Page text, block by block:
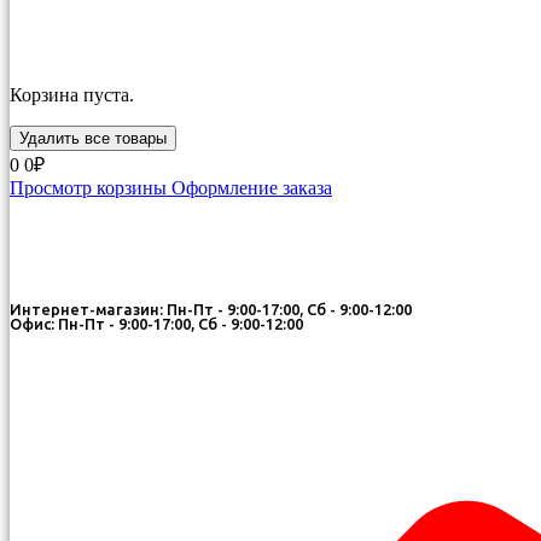
Корзина пуста.
Удалить все товары
0 0₽
Просмотр корзины Оформление заказа
Интернет-магазин: Пн-Пт - 9:00-17:00, Сб - 9:00-12:00
Офис: Пн-Пт - 9:00-17:00, Сб - 9:00-12:00